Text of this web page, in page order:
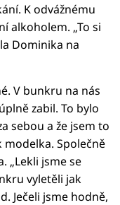
K odvážnému
alkoholem. „To si
Dominika na
V bunkru na nás
zabil. To bylo
sebou a že jsem to
modelka. Společně
„Lekli jsme se
vyletěli jak
Ječeli jsme hodně,